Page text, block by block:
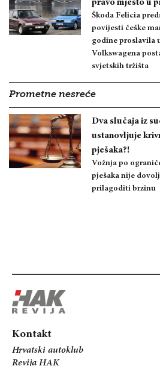
pravo mjesto u
Škoda Felicia
povijesti češke
godine proslavila
Volkswagena
svjetskih tržišta
Prometne nesreće
Dva slučaja iz
ustanovljuje
pješaka?!
Vožnja po
pješaka nije
prilagoditi brzinu
Kontakt
Hrvatski autoklub
Revija HAK